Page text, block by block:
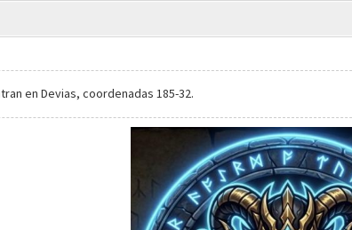
en Devias, coordenadas 185-32.